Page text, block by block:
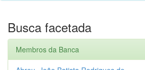
Busca facetada
Membros da Banca